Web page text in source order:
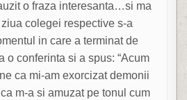
o fraza interesanta…si ma
colegei respective s-a
in care a terminat de
o conferinta si a spus: “Acum
ca mi-am exorcizat demonii
m-a si amuzat pe tonul cum